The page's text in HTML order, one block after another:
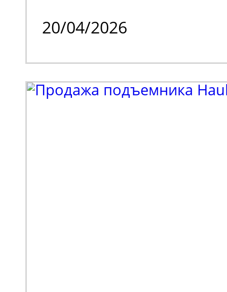
спецтехники. Речь
моделях Zoomlion
выпуска - 2026),
20/04/2026